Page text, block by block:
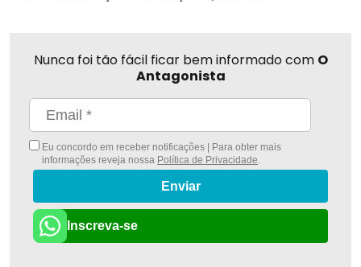
Nunca foi tão fácil ficar bem informado com O
Antagonista
Eu concordo em receber notificações | Para obter mais
informações reveja nossa Política de Privacidade.
Enviar
Inscreva-se